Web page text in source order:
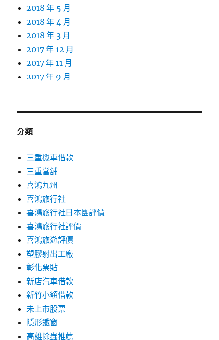
2018 年 5 月
2018 年 4 月
2018 年 3 月
2017 年 12 月
2017 年 11 月
2017 年 9 月
分類
三重機車借款
三重當舖
喜鴻九州
喜鴻旅行社
喜鴻旅行社日本團評價
喜鴻旅行社評價
喜鴻旅遊評價
塑膠射出工廠
彰化票貼
新店汽車借款
新竹小額借款
未上市股票
隱形鐵窗
高雄除蟲推薦